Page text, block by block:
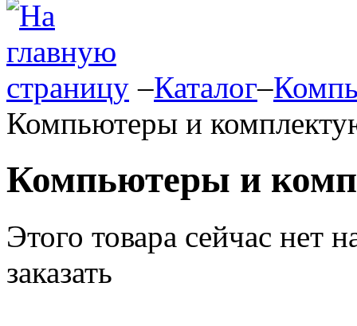
–Каталог–
Компьютеры и
Компьютеры и
Этого товара сейчас нет
заказать